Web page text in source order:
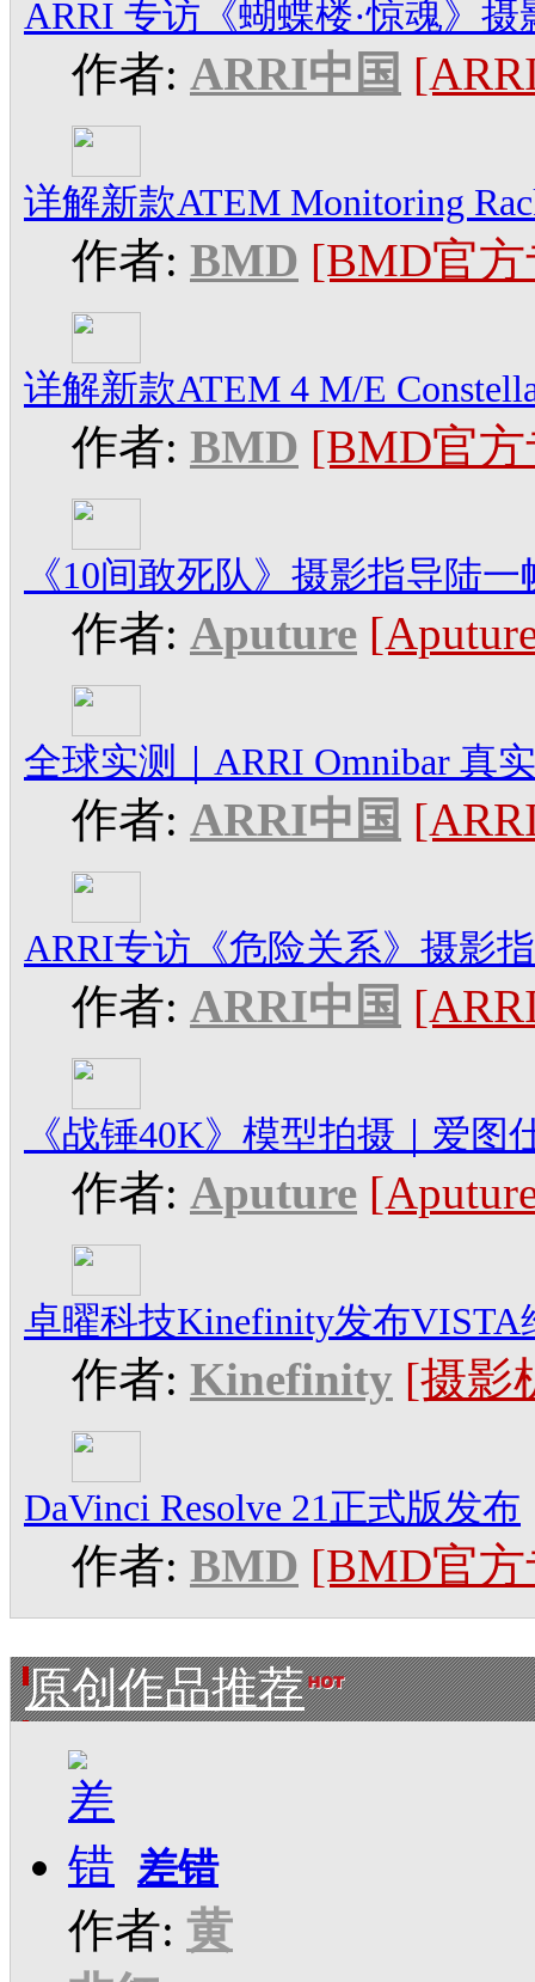
ARRI 专访《蝴蝶楼·惊魂》摄
作者: ARRI中国
详解新款ATEM Monitoring
作者: BMD [BMD官
详解新款ATEM 4 M/E
作者: BMD [BMD官
《10间敢死队》摄影指导陆
作者: Aputure
全球实测｜ARRI Omnibar 真
作者: ARRI中国
ARRI专访《危险关系》摄影
作者: ARRI中国
《战锤40K》模型拍摄｜爱图
作者: Aputure
卓曜科技Kinefinity发布
作者: Kinefinity [摄影
DaVinci Resolve 21正式版发布
作者: BMD [BMD官
原创作品推荐
差错
作者: 黄